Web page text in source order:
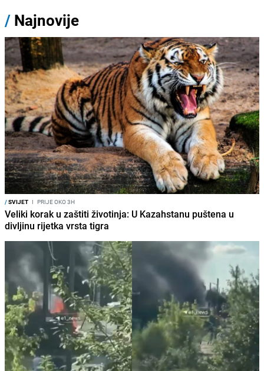
/ Najnovije
/SVIJET I PRIJE OKO 3H
Veliki korak u zaštiti životinja: U Kazahstanu puštena u
divljinu rijetka vrsta tigra